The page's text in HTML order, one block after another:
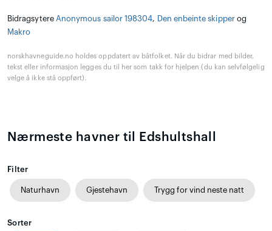
Bidragsytere Anonymous sailor 198304, Den enbeinte skipperog
Makro
norskhavneguide.no holdes oppdatert av båtfolket. Når du bidrar med bilder,
tekst eller informasjon legges du til her som takk for hjelpen (du kan selvfølgelig
velge å ikke stå oppført).
Nærmeste havner til Edshultshall
Filter
Naturhavn Gjestehavn Trygg for vind neste natt
Sorter